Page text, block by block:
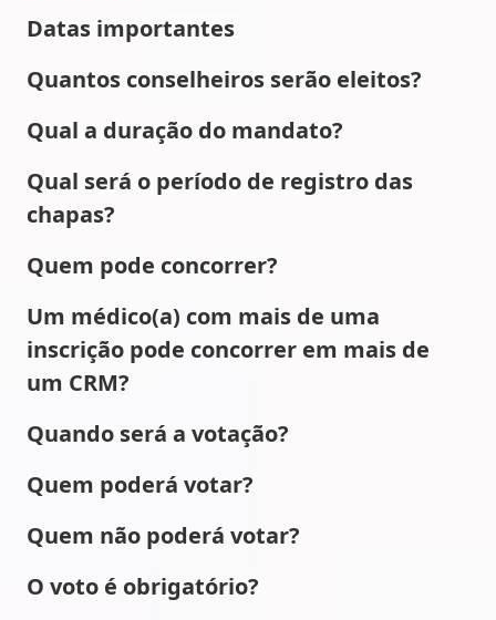
Datas importantes
Quantos conselheiros serão eleitos?
Qual a duração do mandato?
Qual será o período de registro das
chapas?
Quem pode concorrer?
Um médico(a) com mais de uma
inscrição pode concorrer em mais de
um CRM?
Quando será a votação?
Quem poderá votar?
Quem não poderá votar?
O voto é obrigatório?